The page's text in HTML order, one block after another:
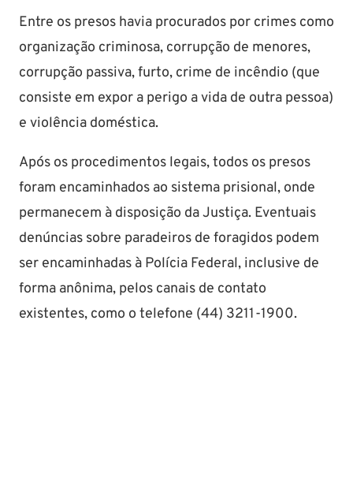
Entre os presos havia procurados por crimes como
organização criminosa, corrupção de menores,
corrupção passiva, furto, crime de incêndio (que
consiste em expor a perigo a vida de outra pessoa)
e violência doméstica.
Após os procedimentos legais, todos os presos
foram encaminhados ao sistema prisional, onde
permanecem à disposição da Justiça. Eventuais
denúncias sobre paradeiros de foragidos podem
ser encaminhadas à Polícia Federal, inclusive de
forma anônima, pelos canais de contato
existentes, como o telefone (44) 3211-1900.